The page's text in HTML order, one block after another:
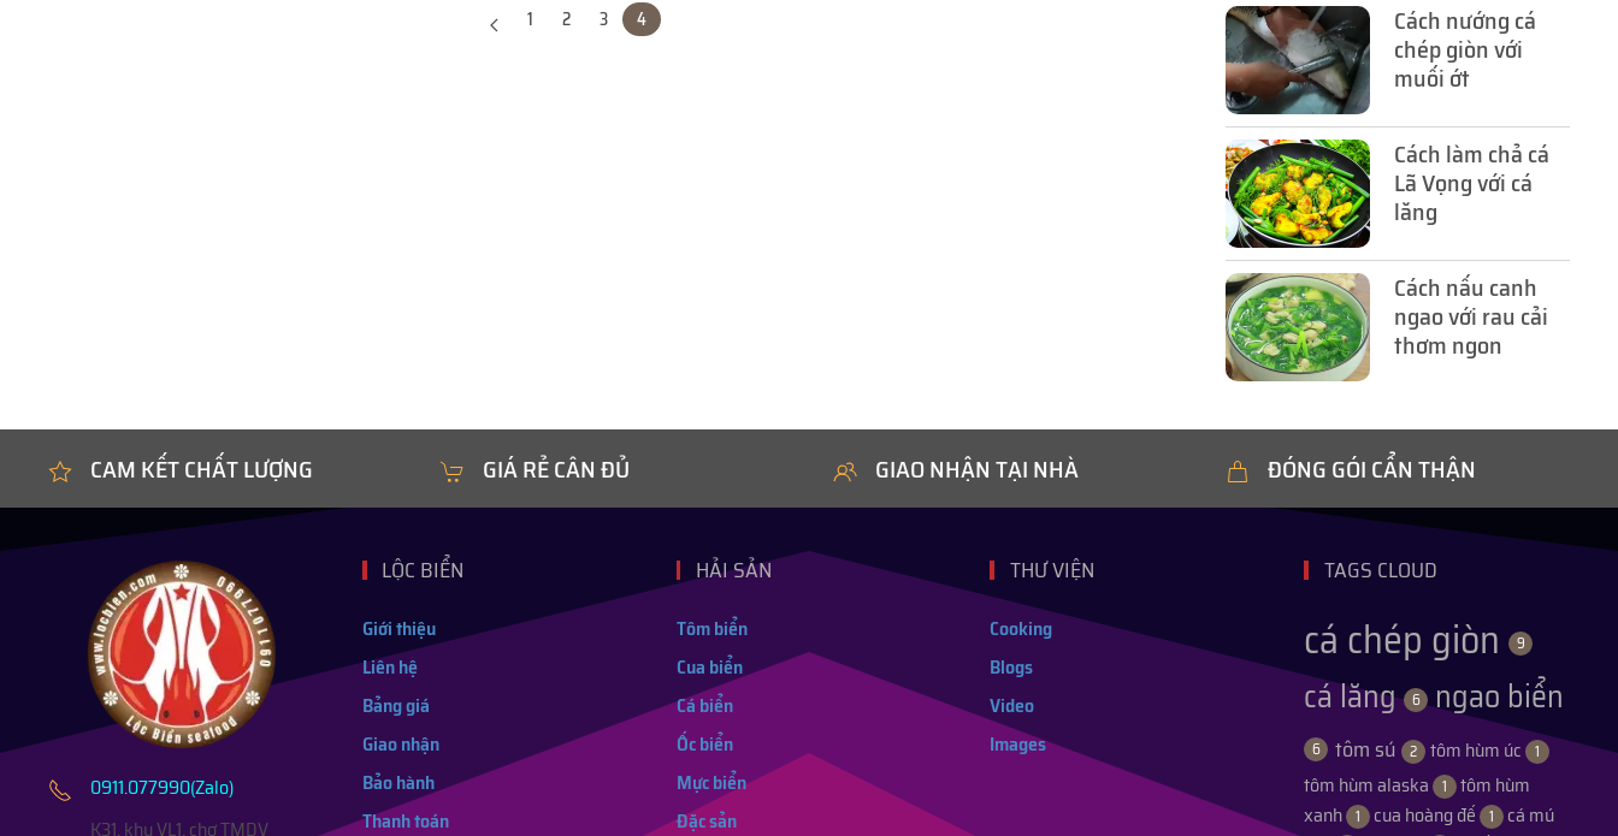
1 2 3 4 Cách nướng cá
chép giòn với
muối ớt
Cách làm chả cá
Lã Vọng với cá
lăng
Cách nấu canh
ngao với rau cải
thơm ngon
CAM KẾT CHẤT LƯỢNG GIÁ RẺ CÂN ĐỦ GIAO NHẬN TẠI NHÀ ĐÓNG GÓI CẨN THẬN
0911.077990(Zalo)
K31, khu VL1, chợ TMDV
LỘC BIỂN
Giới thiệu
Liên hệ
Bảng giá
Giao nhận
Bảo hành
Thanh toán
HẢI SẢN
Tôm biển
Cua biển
Cá biển
Ốc biển
Mực biển
Đặc sản
THƯ VIỆN
Cooking
Blogs
Video
Images
TAGS CLOUD
cá chép giòn 9
cá lăng 6 ngao biển
6 tôm sú 2 tôm hùm úc 1
tôm hùm alaska 1
tôm hùm
xanh 1 cua hoàng đế 1
cá mú